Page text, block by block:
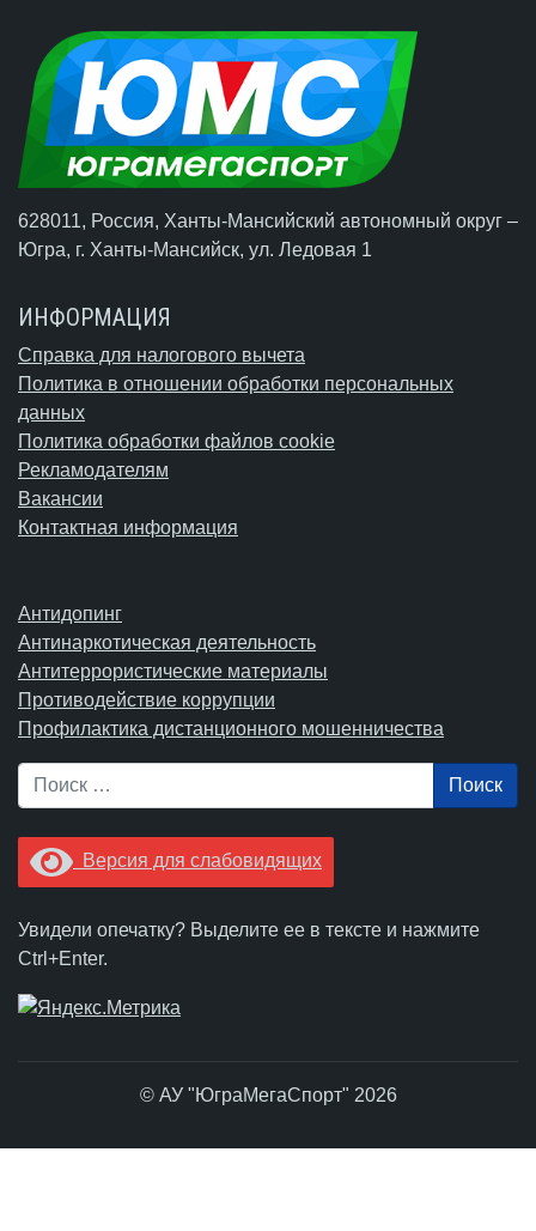
628011, Россия, Ханты-Мансийский автономный округ –
Югра, г. Ханты-Мансийск, ул. Ледовая 1
ИНФОРМАЦИЯ
Справка для налогового вычета
Политика в отношении обработки персональных
данных
Политика обработки файлов cookie
Рекламодателям
Вакансии
Контактная информация
Антидопинг
Антинаркотическая деятельность
Антитеррористические материалы
Противодействие коррупции
Профилактика дистанционного мошенничества
Поиск
Версия для слабовидящих
Увидели опечатку? Выделите ее в тексте и нажмите
Ctrl+Enter.
© АУ "ЮграМегаСпорт" 2026